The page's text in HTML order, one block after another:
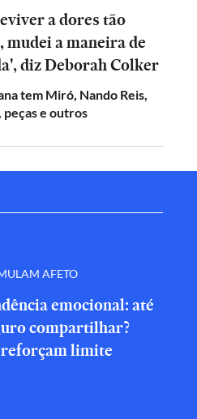
a dores tão
mudei a maneira de
diz Deborah Colker
tem Miró, Nando Reis,
e outros
AFETO
emocional: até
compartilhar?
reforçam limite